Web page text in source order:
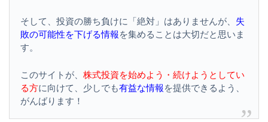
そして、投資の勝ち負けに「絶対」はありませんが、 失
敗の可能性を下げる情報を集めることは大切だと思いま
す。
このサイトが、 株式投資を始めよう・続けようとしてい
る方に向けて、少しでも有益な情報を提供できるよう、
がんばります！